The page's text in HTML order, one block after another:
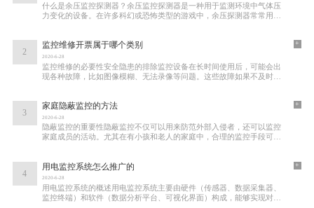
什么是余压监控探测器？余压监控探测器是一种用于监测环境中气体压
力变化的设备。在许多科幻或恐怖类型的游戏中，余压探测器常常用来
2
监控维修开票属于哪个类别
2020-6-28
监控维修的必要性安全隐患的排除监控设备在长时间使用后，可能会出
现各种故障，比如图像模糊、无法录像等问题。这些故障如果不及时修
+
3
家庭隐蔽监控的方法
2020-6-28
隐蔽监控的重要性隐蔽监控不仅可以用来防范外部入侵者，还可以监控
家庭成员的活动。尤其在有小孩和老人的家庭中，合理的监控手段可以
+
4
用电监控系统怎么推广的
2020-6-28
用电监控系统的概述用电监控系统主要由硬件（传感器、数据采集器、
监控终端）和软件（数据分析平台、可视化界面）构成，能够实现对电
+